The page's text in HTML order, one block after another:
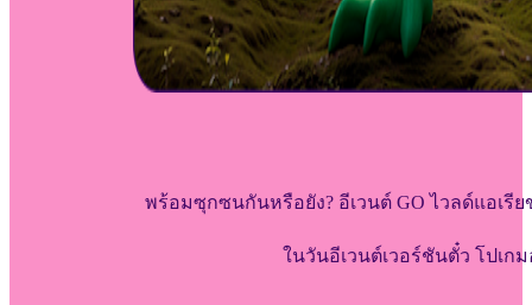
พร้อมซุกซนกันหรือยัง? อีเวนต์ GO ไวลด์แอเรีย
ในวันอีเวนต์เวอร์ชันตั๋ว โปเก